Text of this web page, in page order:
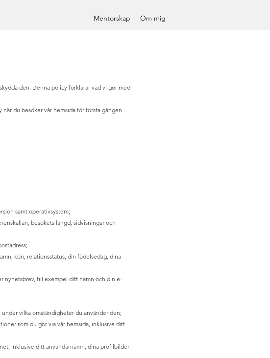
Mentorskap Om mig
den. Denna policy förklarar vad vi gör med
du besöker vår hemsida för första gången
samt operativsystem;
besökets längd, sidvisningar och
kön, relationsstatus, din födelsedag, dina
nyhetsbrev, till exempel ditt namn och din e-
vilka omständigheter du använder den;
som du gör via vår hemsida, inklusive ditt
inklusive ditt användarnamn, dina profilbilder